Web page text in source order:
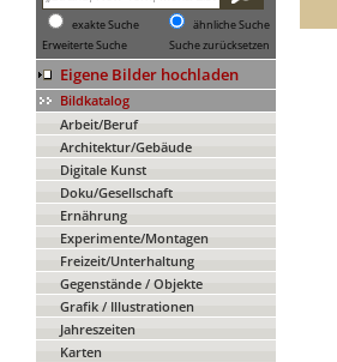
exakte Suche
ähnliche Suche
Erweiterte Suche
Suche zurücksetzen
Eigene Bilder hochladen
Bildkatalog
Arbeit/Beruf
Architektur/Gebäude
Digitale Kunst
Doku/Gesellschaft
Ernährung
Experimente/Montagen
Freizeit/Unterhaltung
Gegenstände / Objekte
Grafik / Illustrationen
Jahreszeiten
Karten